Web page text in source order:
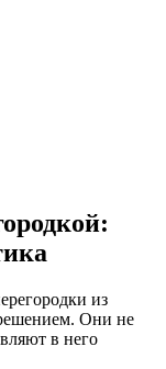
из
Они не
в него